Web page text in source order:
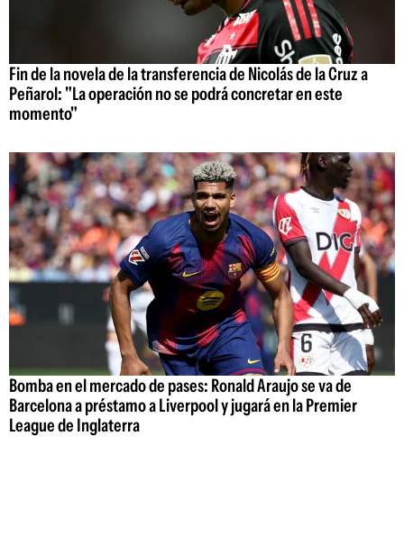
Fin de la novela de la transferencia de Nicolás de la Cruz a
Peñarol: "La operación no se podrá concretar en este
momento"
Bomba en el mercado de pases: Ronald Araujo se va de
Barcelona a préstamo a Liverpool y jugará en la Premier
League de Inglaterra